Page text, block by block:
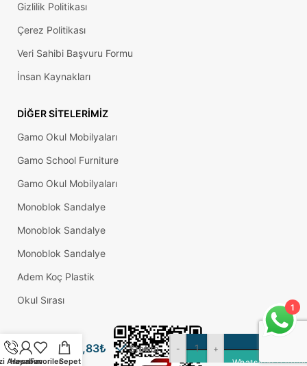
Gizlilik Politikası
Çerez Politikası
Veri Sahibi Başvuru Formu
İnsan Kaynakları
DIĞER SITELERIMIZ
Gamo Okul Mobilyaları
Gamo School Furniture
Gamo Okul Mobilyaları
Monoblok Sandalye
Monoblok Sandalye
Monoblok Sandalye
Adem Koç Plastik
Okul Sırası
Arayın
HesabımFavorilerSepet
Izgara
Pabuç
6,83₺ Stokta - +
WhatsApp
1